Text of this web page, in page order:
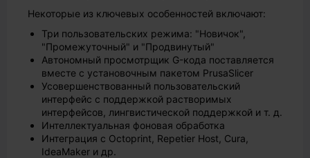
Некоторые из ключевых особенностей включают:
Три пользовательских режима: "Новичок",
"Промежуточный" и "Продвинутый"
Автономный просмотрщик G-кода поставляется
вместе с установочным пакетом PrusaSlicer
Усовершенствованный пользовательский
интерфейс с поддержкой растворимых
интерфейсов, лингвистической поддержкой и т. д.
Интеллектуальная фоновая обработка
Интеграция с Octoprint, Repetier Host, Cura,
IdeaMaker и др.